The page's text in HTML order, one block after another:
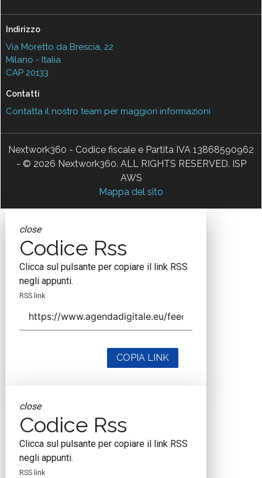
Indirizzo
Via Moretto da Brescia, 22
Milano - Italia
CAP 20133
Contatti
Contatta il nostro team per maggiori informazioni
Nextwork360 - Codice fiscale e Partita IVA 13868590962
- © 2026 Nextwork360. ALL RIGHTS RESERVED. ISP
AWS
Mappa del sito
close
Codice Rss
Clicca sul pulsante per copiare il link RSS
negli appunti.
RSS link
COPIA LINK
close
Codice Rss
Clicca sul pulsante per copiare il link RSS
negli appunti.
RSS link